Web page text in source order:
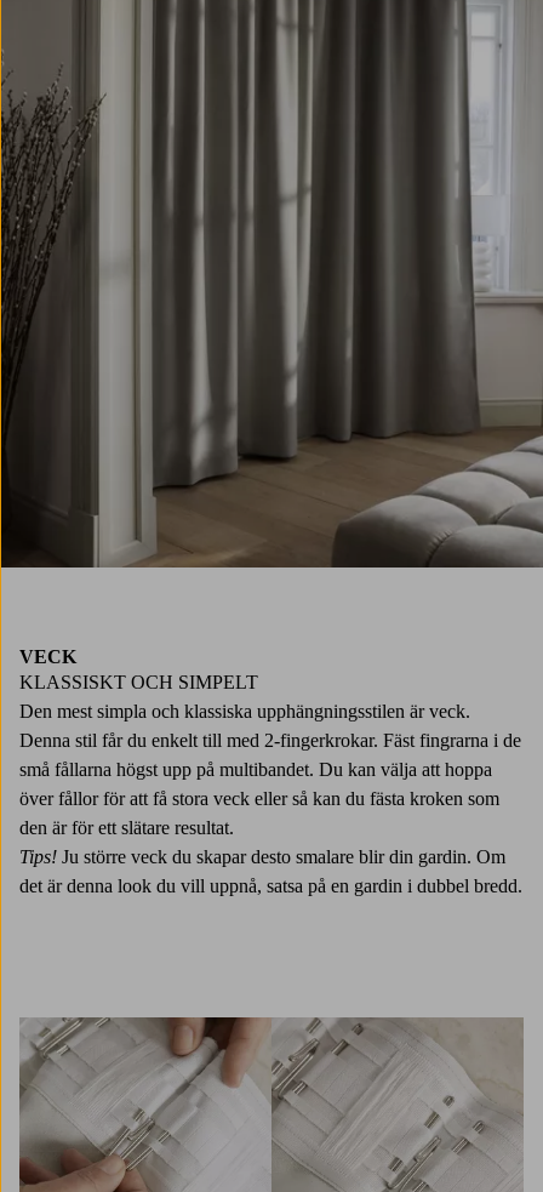
VECK
KLASSISKT OCH SIMPELT
Den mest simpla och klassiska upphängningsstilen är veck.
Denna stil får du enkelt till med 2-fingerkrokar. Fäst fingrarna i de
små fållarna högst upp på multibandet. Du kan välja att hoppa
över fållor för att få stora veck eller så kan du fästa kroken som
den är för ett slätare resultat.
Tips! Ju större veck du skapar desto smalare blir din gardin. Om
det är denna look du vill uppnå, satsa på en gardin i dubbel bredd.